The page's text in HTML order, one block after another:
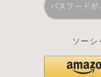
パスワード
ソーシ